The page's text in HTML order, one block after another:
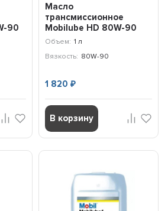
90
Масло
трансмиссионное
Mobilube HD 80W-90
(1л) 152661
Объем: 1 л
Вязкость: 80W-90
1 820 ₽
В корзину